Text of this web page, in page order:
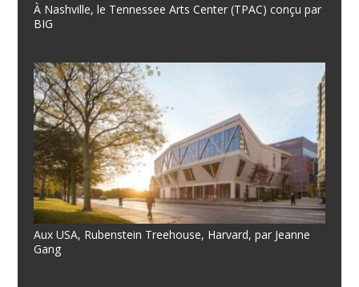
À Nashville, le Tennessee Arts Center (TPAC) conçu par
BIG
Aux USA, Rubenstein Treehouse, Harvard, par Jeanne
Gang